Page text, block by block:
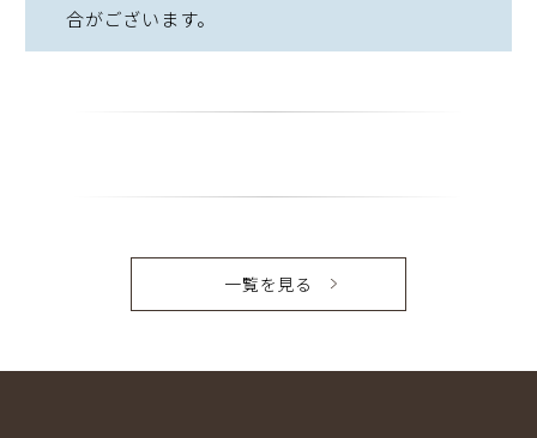
合がございます。
一覧を見る